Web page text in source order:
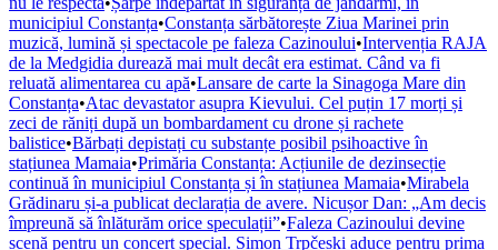
municipiul Constanța•Constanța sărbătorește Ziua Marinei prin
muzică, lumină și spectacole pe faleza Cazinoului•Intervenția RAJA
de la Medgidia durează mai mult decât era estimat. Când va fi
reluată alimentarea cu apă•Lansare de carte la Sinagoga Mare din
Constanța•Atac devastator asupra Kievului. Cel puțin 17 morți și
zeci de răniți după un bombardament cu drone și rachete
balistice•Bărbați depistați cu substanțe posibil psihoactive în
stațiunea Mamaia•Primăria Constanța: Acțiunile de dezinsecție
continuă în municipiul Constanța și în stațiunea Mamaia•Mirabela
Grădinaru și-a publicat declarația de avere. Nicușor Dan: „Am decis
împreună să înlăturăm orice speculații”•Faleza Cazinoului devine
scenă pentru un concert special. Simon Trpčeski aduce pentru prima